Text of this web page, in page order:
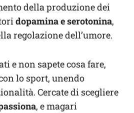
della produzione dei
dopamina e serotonina,
regolazione dell’umore.
e non sapete cosa fare,
lo sport, unendo
Cercate di scegliere
, e magari